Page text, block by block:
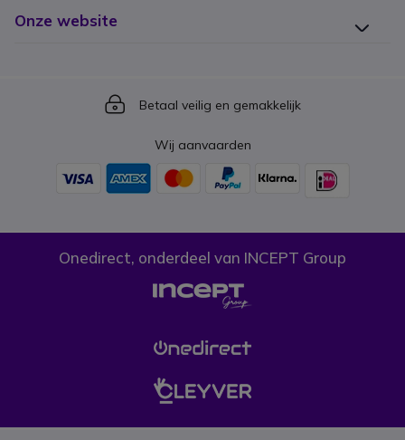
Onze website
Icon
Betaal veilig en gemakkelijk
Wij aanvaarden
Onedirect, onderdeel van INCEPT Group